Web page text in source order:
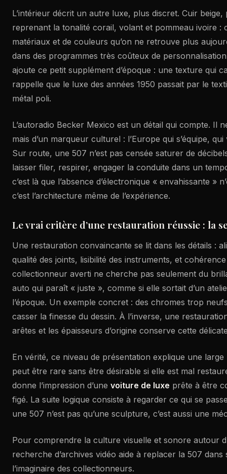
L’intérieur décrit un autre luxe, plus discret. Cuir
reprenant la tonalité corail, volant et pommeau ivoire :
matériaux et de couleurs qu’on ne retrouve plus
dans des programmes très coûteux de
ajoute ce petit supplément d’époque : une texture qui
rappelle que le luxe des années 1950 passait par le
métal poli.
L’autoradio Becker Mexico est un détail qui compte. Il
mais d’un marqueur culturel : l’Europe qui s’équipe,
Sur route, une 507 n’est pas censée saturer de
laisser filer, respirer, engager la conduite dans un
c’est là que l’absence d’électronique « envahissante »
c’est l’architecture même de l’expérience.
Le vrai critère d’une restauration réussie : la
Une restauration convaincante se lit dans les détails :
qualité des joints, lisibilité des instruments, et
collectionneur averti ne cherche pas seulement du
auto qui paraît « juste », comme si elle sortait d’un
l’époque. Un exemple concret : des chromes trop
casser la finesse du dessin. À l’inverse, une
arêtes et les épaisseurs d’origine conserve cette
En vérité, ce niveau de présentation explique une
peut être rare sans être désirable si elle est mal
donne l’impression d’une voiture de luxe prête à être
figé. La suite logique consiste à regarder ce qui se
une 507 n’est pas qu’une sculpture, c’est aussi une
Pour comprendre la culture visuelle et sonore autour
recherche d’archives vidéo aide à replacer la 507
l’imaginaire des collectionneurs.